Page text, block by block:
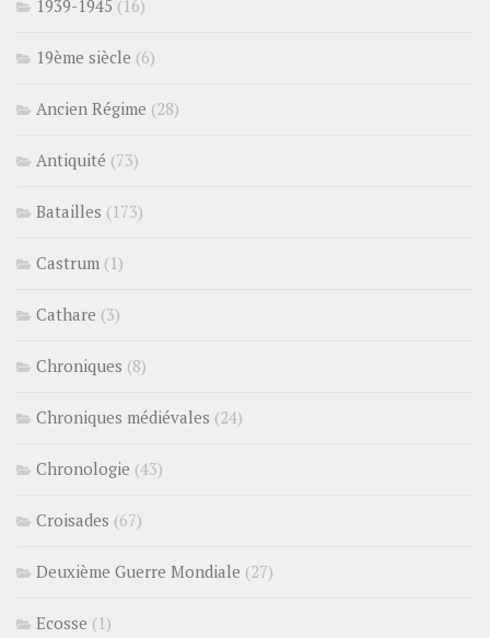
1939-1945 (16)
19ème siècle (6)
Ancien Régime (28)
Antiquité (73)
Batailles (173)
Castrum (1)
Cathare (3)
Chroniques (8)
Chroniques médiévales (24)
Chronologie (43)
Croisades (67)
Deuxième Guerre Mondiale (27)
Ecosse (1)